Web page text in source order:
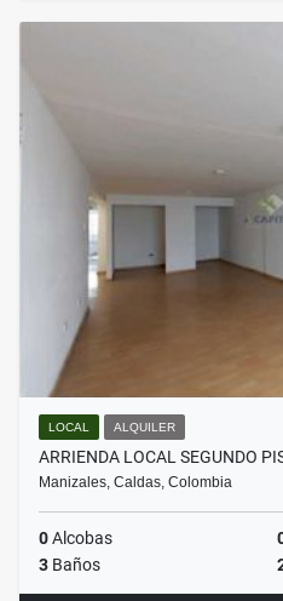
LOCAL ALQUILER
ARRIENDA LOCAL SEGUNDO
Manizales, Caldas, Colombia
0Alcobas
3 Baños